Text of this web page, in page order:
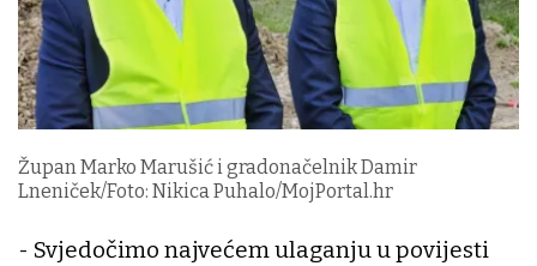
Župan Marko Marušić i gradonačelnik Damir
Lneniček/Foto: Nikica Puhalo/MojPortal.hr
- Svjedočimo najvećem ulaganju u povijesti